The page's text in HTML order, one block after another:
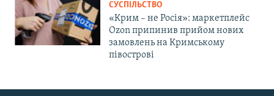
СУСПІЛЬСТВО
«Крим – не Росія»: маркетплейс
Ozon припинив прийом нових
замовлень на Кримському
півострові